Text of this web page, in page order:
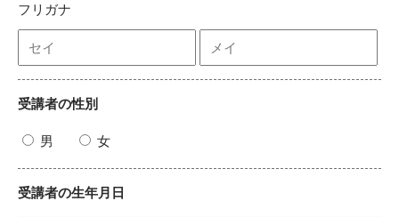
フリガナ
受講者の性別
男 女
受講者の生年月日